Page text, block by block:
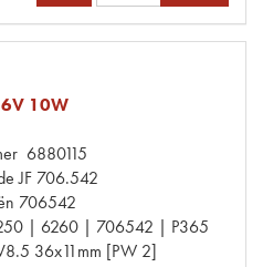
6V 10W
6880115
JF 706.542
706542
| 6260 | 706542 | P365
36x11mm [PW 2]